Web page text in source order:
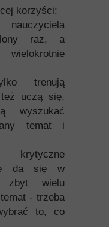
korzyści:
raz, a
trenują
uczą się,
wyszukać
temat i
krytyczne
da się w
zbyt wielu
- trzeba
to, co